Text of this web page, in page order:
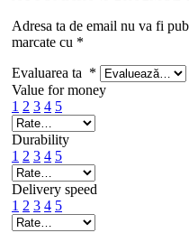
Adresa ta de email nu va fi
marcate cu *
Evaluarea ta *
Value for money
1 2 3 4 5
Durability
1 2 3 4 5
Delivery speed
1 2 3 4 5